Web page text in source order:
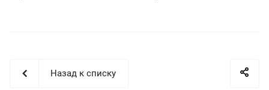
Назад к списку